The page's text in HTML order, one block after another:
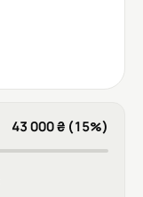
43 000 ₴ (15%)